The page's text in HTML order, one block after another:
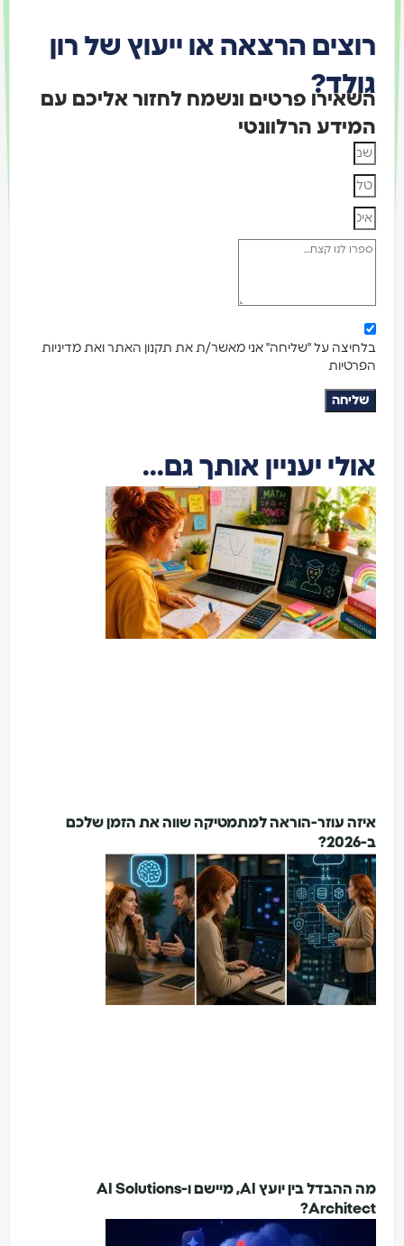
רוצים הרצאה או ייעוץ של רון
גולד?
השאירו פרטים ונשמח לחזור אליכם עם
המידע הרלוונטי
בלחיצה על "שליחה" אני מאשר/ת את תקנון האתר ואת מדיניות
הפרטיות
שליחה
אולי יעניין אותך גם...
איזה עוזר-הוראה למתמטיקה שווה את הזמן שלכם
ב-2026?
מה ההבדל בין יועץ AI, מיישם ו-AI Solutions
Architect?